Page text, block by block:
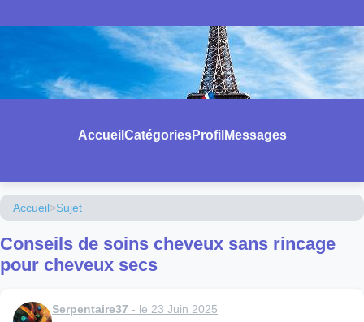
Accueil CatégoriesProfil Messages
Accueil>Sujet
Conseils de soins cheveux sans rincage
pour cheveux secs
Serpentaire37 - le 23 Juin 2025